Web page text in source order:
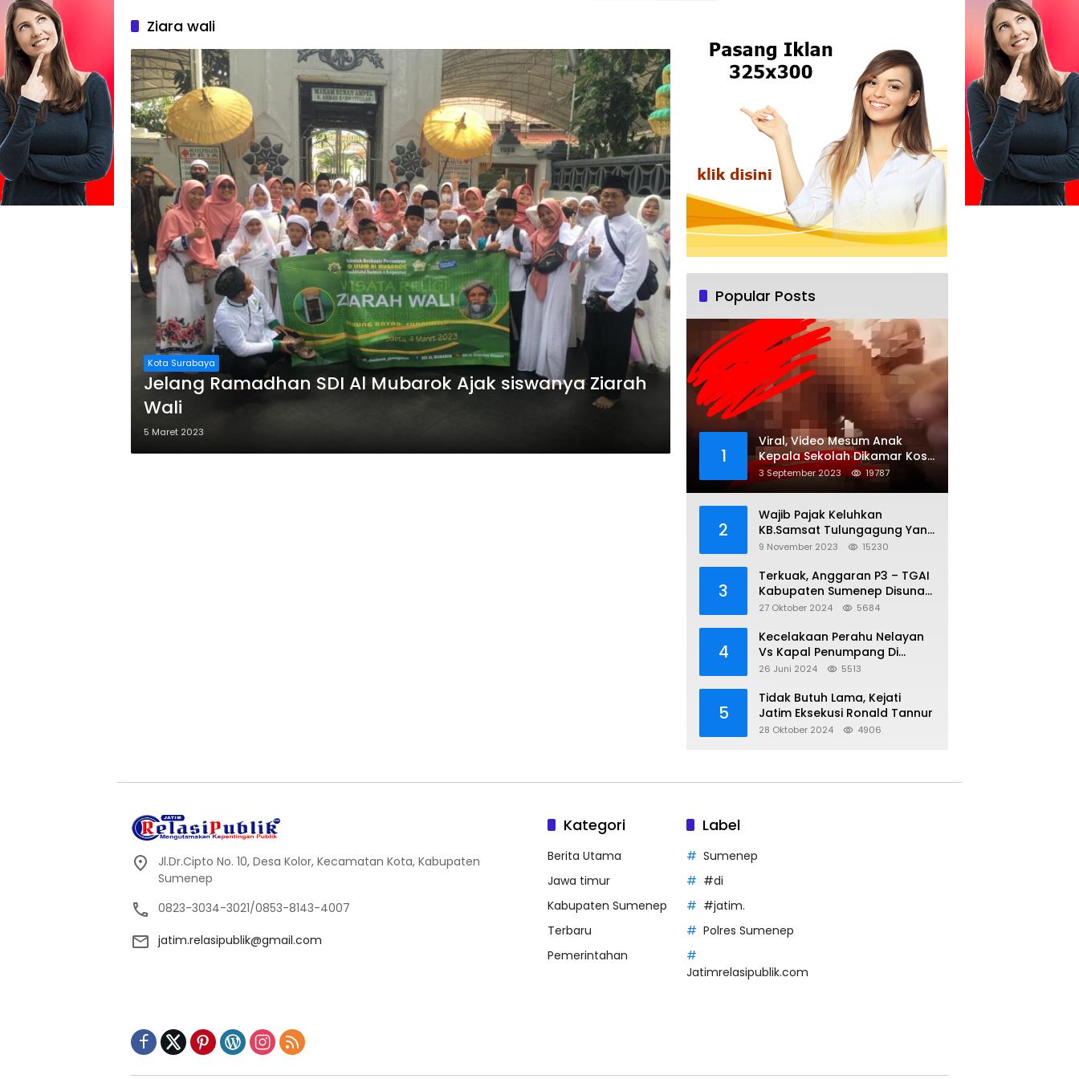
Ziara wali
Kota Surabaya
Jelang Ramadhan SDI Al Mubarok Ajak siswanya Ziarah
Wali
5 Maret 2023
Popular Posts
1
Viral, Video Mesum Anak
Kepala Sekolah Dikamar Kos
Sumenep
3 September 2023 19787
2
Wajib Pajak Keluhkan
KB.Samsat Tulungagung Yang
Diduga Legalkan Pungli
9 November 2023 15230
3
Terkuak, Anggaran P3 – TGAI
Kabupaten Sumenep Disunat,
Inisial S ; 35 persen Bagian
27 Oktober 2024 5684
4
Kecelakaan Perahu Nelayan
Vs Kapal Penumpang Di
Perairan Gili Iyang, 3 Orang
26 Juni 2024 5513
5
Tidak Butuh Lama, Kejati
Jatim Eksekusi Ronald Tannur
28 Oktober 2024 4906
Jl.Dr.Cipto No. 10, Desa Kolor, Kecamatan Kota, Kabupaten
Sumenep
0823-3034-3021/0853-8143-4007
jatim.relasipublik@gmail.com
Kategori
Berita Utama
Jawa timur
Kabupaten Sumenep
Terbaru
Pemerintahan
Label
Sumenep
#di
#jatim.
Polres Sumenep
Jatimrelasipublik.com